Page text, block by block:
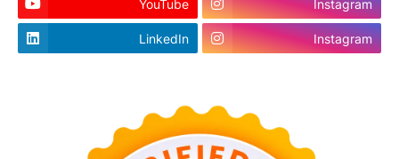
YouTube Instagram
LinkedIn Instagram